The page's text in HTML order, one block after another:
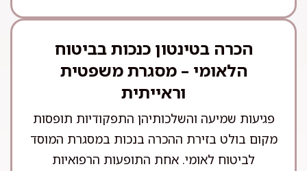
הכרה בטינטון כנכות בביטוח
הלאומי – מסגרת משפטית
וראייתית
פגיעות שמיעה והשלכותיהן התפקודיות תופסות
מקום בולט בזירת ההכרה בנכות במסגרת המוסד
לביטוח לאומי. אחת התופעות הרפואיות